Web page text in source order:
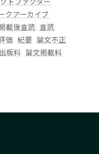
クアーカイブ
載後査読 査読
価 紀要 論文不正
版料 論文掲載料